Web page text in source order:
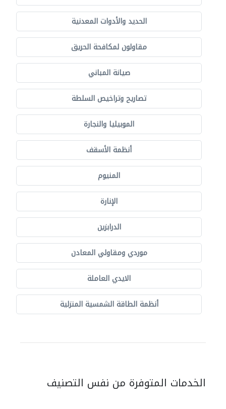
الحديد والأدوات المعدنية
مقاولون لمكافحة الحريق
صيانة المباني
تصاريح وتراخيص السلطة
الموبيليا والنجارة
أنظمة الأسقف
المنيوم
الإنارة
الدرابزين
موردي ومقاولي المعادن
الايدي العاملة
أنظمة الطاقة الشمسية المنزلية
الخدمات المتوفرة من نفس التصنيف